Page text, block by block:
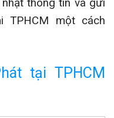
TPHCM một cách
tại TPHCM